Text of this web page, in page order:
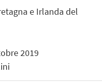
e Irlanda del
2019